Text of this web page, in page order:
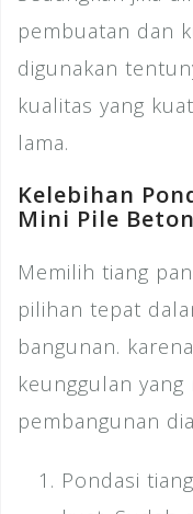
pembuatan dan
digunakan
kualitas yang
lama.
Kelebihan
Mini Pile Beton
Memilih tiang
pilihan tepat
bangunan.
keunggulan
pembangunan
Pondasi